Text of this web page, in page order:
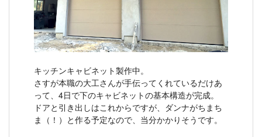
キッチンキャビネット製作中。
さすが本職の大工さんが手伝ってくれているだけあ
って、4日で下のキャビネットの基本構造が完成。
ドアと引き出しはこれからですが、ダンナがちまち
ま（！）と作る予定なので、当分かかりそうです。